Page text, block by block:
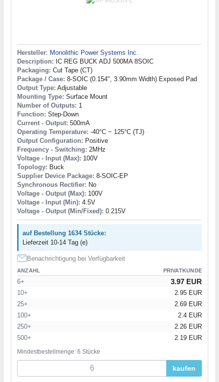
Hersteller: Monolithic Power Systems Inc.
Description: IC REG BUCK ADJ 500MA 8SOIC
Packaging: Cut Tape (CT)
Package / Case: 8-SOIC (0.154", 3.90mm Width) Exposed Pad
Output Type: Adjustable
Mounting Type: Surface Mount
Number of Outputs: 1
Function: Step-Down
Current - Output: 500mA
Operating Temperature: -40°C ~ 125°C (TJ)
Output Configuration: Positive
Frequency - Switching: 2MHz
Voltage - Input (Max): 100V
Topology: Buck
Supplier Device Package: 8-SOIC-EP
Synchronous Rectifier: No
Voltage - Output (Max): 100V
Voltage - Input (Min): 4.5V
Voltage - Output (Min/Fixed): 0.215V
auf Bestellung 1634 Stücke:
Lieferzeit 10-14 Tag (e)
Benachrichtigung bei Verfügbarkeit
ANZAHL PRIVATKUNDE
6+ 3.97 EUR
10+
2.95 EUR
25+
2.69 EUR
100+
2.4 EUR
250+
2.26 EUR
500+
2.19 EUR
Mindestbestellmenge: 6 Stücke
kaufen